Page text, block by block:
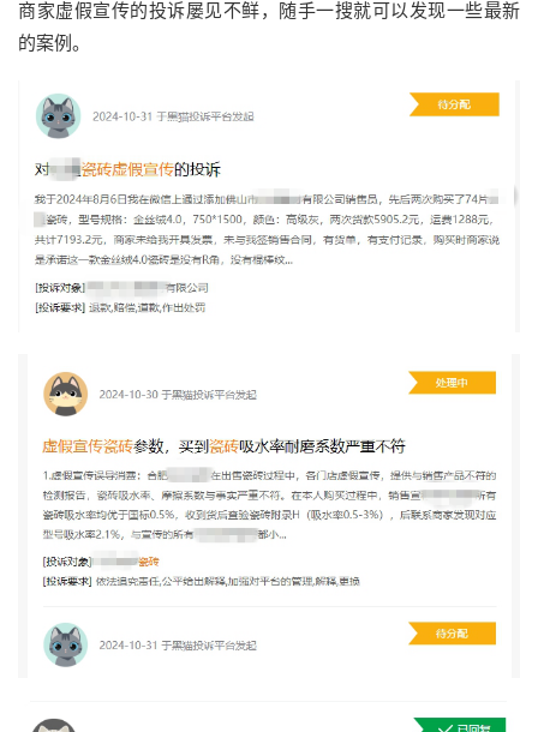
商家虚假宣传的投诉屡见不鲜，随手一搜就可以发现一些最新
的案例。